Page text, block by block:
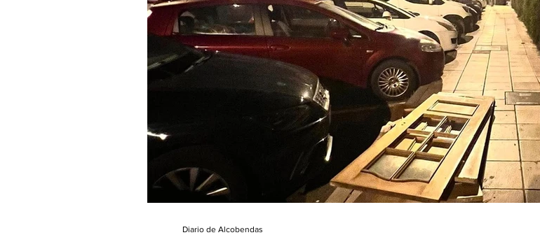
Diario de Alcobendas